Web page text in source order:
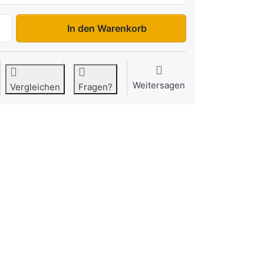
H132513 Startrailer zu 2.025,00 €, Menge 1.
In den Warenkorb
Vergleichen Fragen? Weitersagen